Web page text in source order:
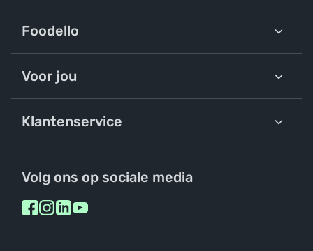
Foodello
Voor jou
Klantenservice
Volg ons op sociale media